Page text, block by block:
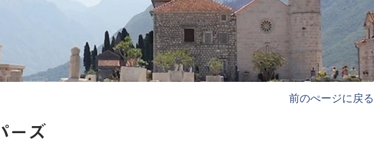
ーズ
前のぺージに戻る